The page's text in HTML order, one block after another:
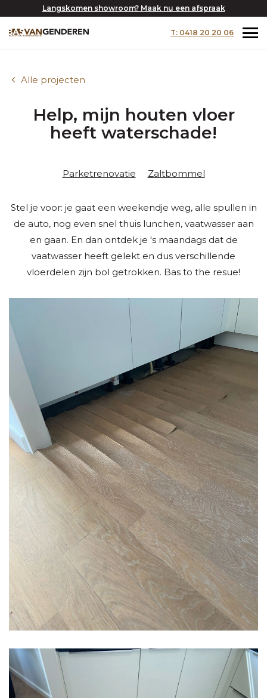
Langskomen showroom? Maak nu een afspraak
T: 0418 20 20 06
Alle projecten
Help, mijn houten vloer
heeft waterschade!
Parketrenovatie Zaltbommel
Stel je voor: je gaat een weekendje weg, alle spullen in
de auto, nog even snel thuis lunchen, vaatwasser aan
en gaan. En dan ontdek je 's maandags dat de
vaatwasser heeft gelekt en dus verschillende
vloerdelen zijn bol getrokken. Bas to the resue!